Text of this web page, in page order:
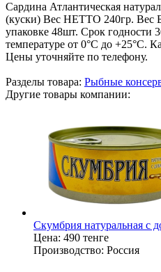
Сардина Атлантическая
(куски) Вес НЕТТО 240гр. Вес
упаковке 48шт. Срок годности
температуре от 0°С до +25°С.
Цены уточняйте по телефону.
Разделы товара: Рыбные
Другие товары компании:
Скумбрия натуральная с
Цена: 490 тенге
Производство: Россия